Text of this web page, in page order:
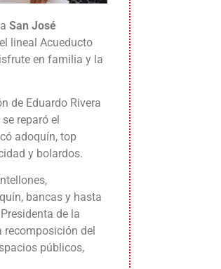
San José
lineal Acueducto
en familia y la
de Eduardo Rivera
se reparó el
adoquín, top
y bolardos.
bancas y hasta
de la
del
públicos,